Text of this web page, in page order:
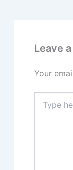
Leave
Your
here..